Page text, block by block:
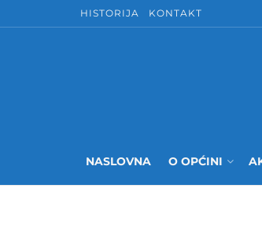
HISTORIJA KONTAKT
NASLOVNA O OPĆINI